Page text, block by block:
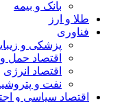
بانک و بیمه
طلا و ارز
فناوری
پزشکی و
اقتصاد حمل
اقتصاد انرژی
نفت و
اقتصاد سیاسی و